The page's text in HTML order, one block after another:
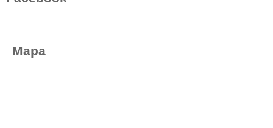
Mapa